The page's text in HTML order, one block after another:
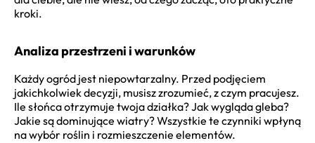
kroki.
Analiza przestrzeni i warunków
Każdy ogród jest niepowtarzalny. Przed podjęciem
jakichkolwiek decyzji, musisz zrozumieć, z czym pracujesz.
Ile słońca otrzymuje twoja działka? Jak wygląda gleba?
Jakie są dominujące wiatry? Wszystkie te czynniki wpłyną
na wybór roślin i rozmieszczenie elementów.